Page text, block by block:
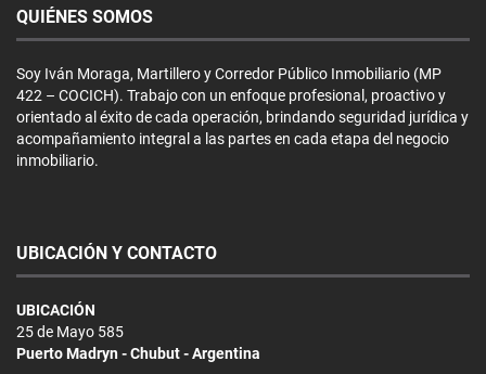
QUIÉNES SOMOS
Soy Iván Moraga, Martillero y Corredor Público Inmobiliario (MP
422 – COCICH). Trabajo con un enfoque profesional, proactivo y
orientado al éxito de cada operación, brindando seguridad jurídica y
acompañamiento integral a las partes en cada etapa del negocio
inmobiliario.
UBICACIÓN Y CONTACTO
UBICACIÓN
25 de Mayo 585
Puerto Madryn - Chubut - Argentina